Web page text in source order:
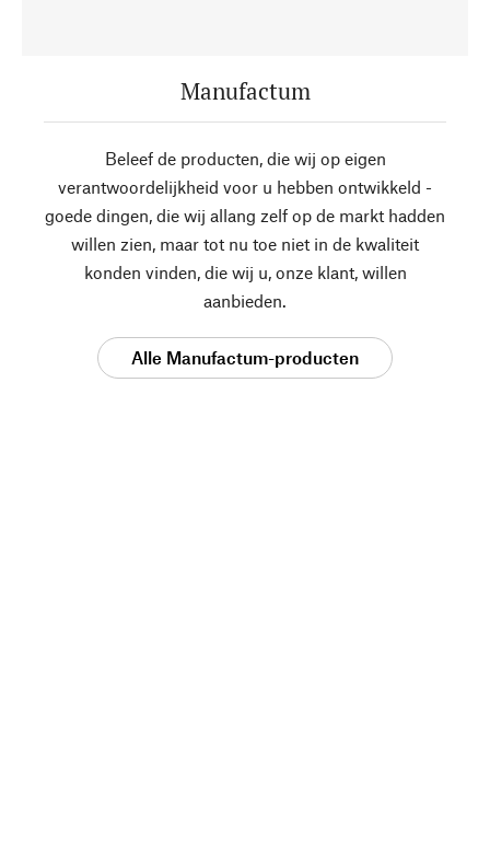
Manufactum
Beleef de producten, die wij op eigen
verantwoordelijkheid voor u hebben ontwikkeld -
goede dingen, die wij allang zelf op de markt hadden
willen zien, maar tot nu toe niet in de kwaliteit
konden vinden, die wij u, onze klant, willen
aanbieden.
Alle Manufactum-producten